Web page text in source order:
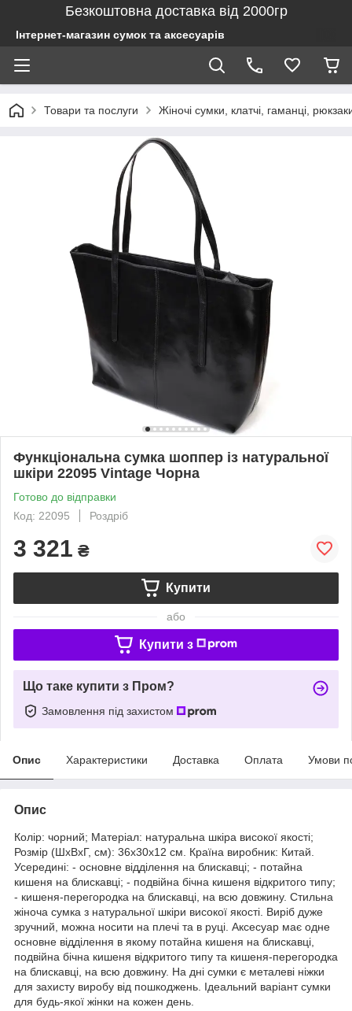
Безкоштовна доставка від 2000гр
Інтернет-магазин сумок та аксесуарів
Товари та послуги Жіночі сумки, клатчі, гаманці,
Функціональна сумка шоппер із натуральної
шкіри 22095 Vintage Чорна
Готово до відправки
Код: 22095
Роздріб
3 321 ₴
Купити
або
Купити з
Що таке купити з Пром?
Замовлення під захистом
Опис Характеристики Доставка Оплата Умови
Опис
Колір: чорний; Матеріал: натуральна шкіра високої якості;
Розмір (ШхВхГ, см): 36х30х12 см. Країна виробник: Китай.
Усередині: - основне відділення на блискавці; - потайна
кишеня на блискавці; - подвійна бічна кишеня відкритого типу;
- кишеня-перегородка на блискавці, на всю довжину. Стильна
жіноча сумка з натуральної шкіри високої якості. Виріб дуже
зручний, можна носити на плечі та в руці. Аксесуар має одне
основне відділення в якому потайна кишеня на блискавці,
подвійна бічна кишеня відкритого типу та кишеня-перегородка
на блискавці, на всю довжину. На дні сумки є металеві ніжки
для захисту виробу від пошкоджень. Ідеальний варіант сумки
для будь-якої жінки на кожен день.